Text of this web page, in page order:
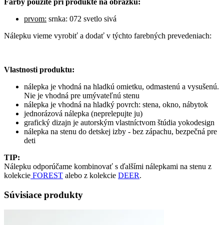
prvom: srnka: 072 svetlo sivá
Nálepku vieme vyrobiť a dodať v týchto farebných prevedeniach:
Vlastnosti produktu:
nálepka je vhodná na hladkú omietku, odmastenú a vysušenú.
Nie je vhodná pre umývateľnú stenu
nálepka je vhodná na hladký povrch: stena, okno, nábytok
jednorázová nálepka (neprelepujte ju)
grafický dizajn je autorským vlastníctvom štúdia yokodesign
nálepka na stenu do detskej izby - bez zápachu, bezpečná pre
deti
TIP:
Nálepku odporúčame kombinovať s ďalšími nálepkami na stenu z
kolekcie FOREST alebo z kolekcie DEER.
Súvisiace produkty